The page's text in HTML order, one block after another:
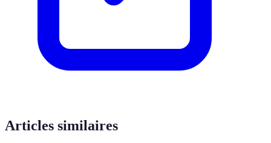
Articles similaires